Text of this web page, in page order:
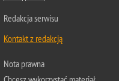
Redakcja serwisu
Kontakt z redakcją
Nota prawna